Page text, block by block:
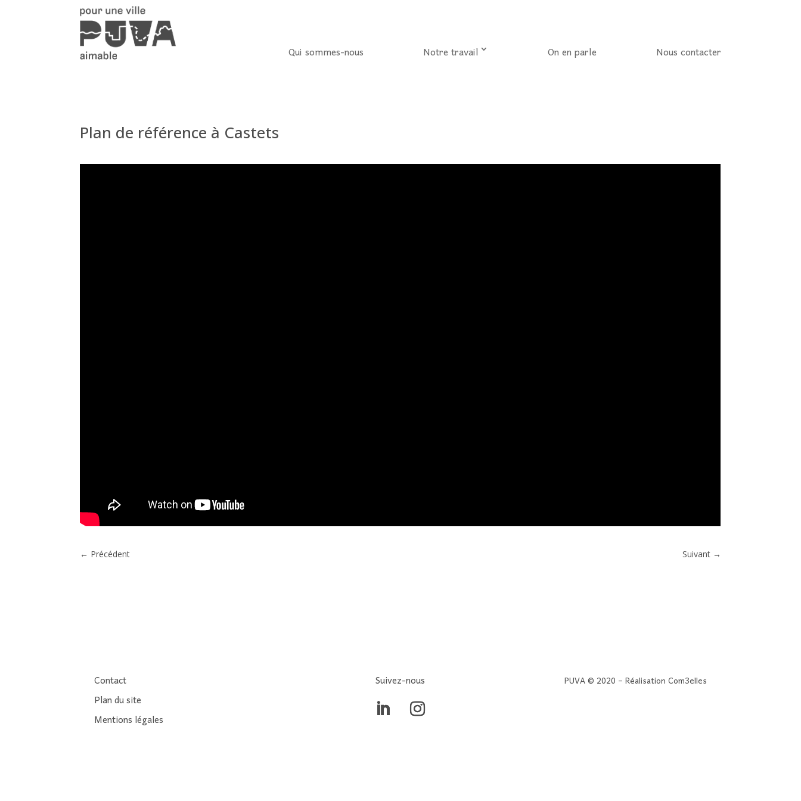
Qui sommes-nous Notre travail On en parle Nous contacter
Plan de référence à Castets
← Précédent Suivant→
Contact
Plan du site
Mentions légales
Suivez-nous PUVA © 2020 – Réalisation Com3elles